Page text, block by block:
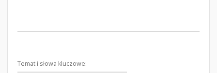
Temat i słowa kluczowe: